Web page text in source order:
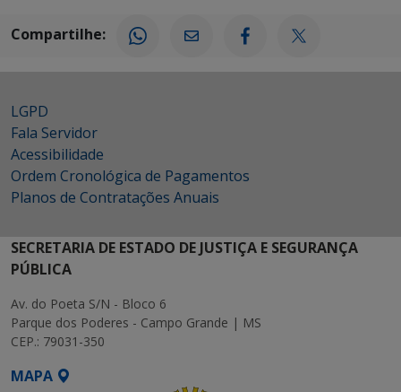
Compartilhe:
LGPD
Fala Servidor
Acessibilidade
Ordem Cronológica de Pagamentos
Planos de Contratações Anuais
SECRETARIA DE ESTADO DE JUSTIÇA E SEGURANÇA
PÚBLICA
Av. do Poeta S/N - Bloco 6
Parque dos Poderes - Campo Grande | MS
CEP.: 79031-350
MAPA